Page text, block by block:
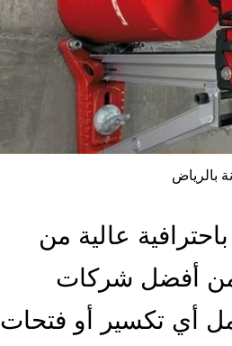
بالرياض
عالية من
من أفضل شركات
أي تكسير أو فتحات